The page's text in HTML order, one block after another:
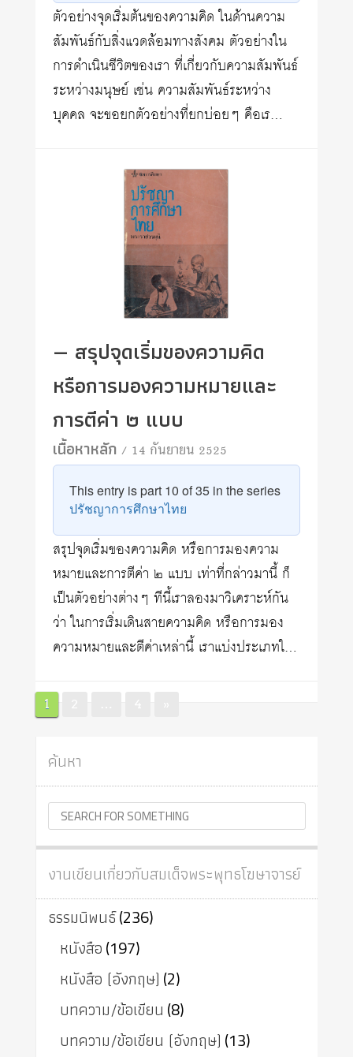
ตัวอย่างจุดเริ่มต้นของความคิด ในด้านความ
สัมพันธ์กับสิ่งแวดล้อมทางสังคม ตัวอย่างใน
การดำเนินชีวิตของเรา ที่เกี่ยวกับความสัมพันธ์
ระหว่างมนุษย์ เช่น ความสัมพันธ์ระหว่าง
บุคคล จะขอยกตัวอย่างที่ยกบ่อยๆ คือเร…
— สรุปจุดเริ่มของความคิด
หรือการมองความหมายและ
การตีค่า ๒ แบบ
เนื้อหาหลัก/ 14 กันยายน 2525
This entry is part 10 of 35 in the series
ปรัชญาการศึกษาไทย
สรุปจุดเริ่มของความคิด หรือการมองความ
หมายและการตีค่า ๒ แบบ เท่าที่กล่าวมานี้ ก็
เป็นตัวอย่างต่างๆ ทีนี้เราลองมาวิเคราะห์กัน
ว่า ในการเริ่มเดินสายความคิด หรือการมอง
ความหมายและตีค่าเหล่านี้ เราแบ่งประเภทใ…
Posts
pagination
Page
1
ค้นหา
งานเขียนเกี่ยวกับสมเด็จพระพุทธโฆษาจารย์
ธรรมนิพนธ์(236)
หนังสือ(197)
หนังสือ (อังกฤษ) (2)
บทความ/ข้อเขียน (8)
บทความ/ข้อเขียน (อังกฤษ) (13)